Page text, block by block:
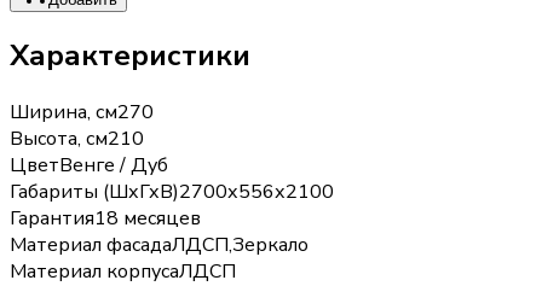
Характеристики
Ширина, см270
Высота, см210
ЦветВенге / Дуб
Габариты (ШхГхВ)2700х556х2100
Гарантия18 месяцев
Материал фасадаЛДСП,Зеркало
Материал корпусаЛДСП